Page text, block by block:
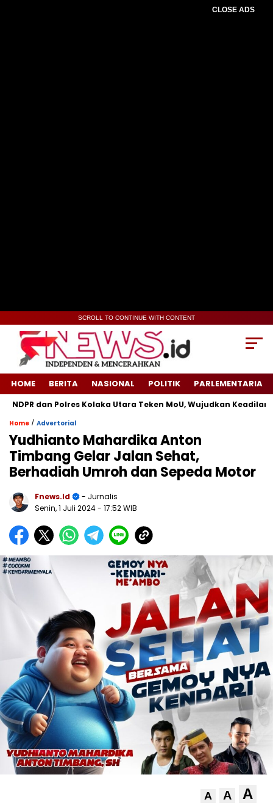
CLOSE ADS
SCROLL TO CONTINUE WITH CONTENT
HOME BERITA NASIONAL POLITIK PARLEMENTARIA
Polres Kolaka Utara Teken MoU, Wujudkan Keadilan untuk
Home / Advertorial
Yudhianto Mahardika Anton
Timbang Gelar Jalan Sehat,
Berhadiah Umroh dan Sepeda Motor
Fnews.id
- Jurnalis
Senin, 1 Juli 2024- 17:52 WIB
A A A